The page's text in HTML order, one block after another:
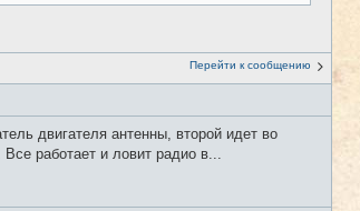
Перейти к сообщению
двигателя антенны, второй идет во
работает и ловит радио в...